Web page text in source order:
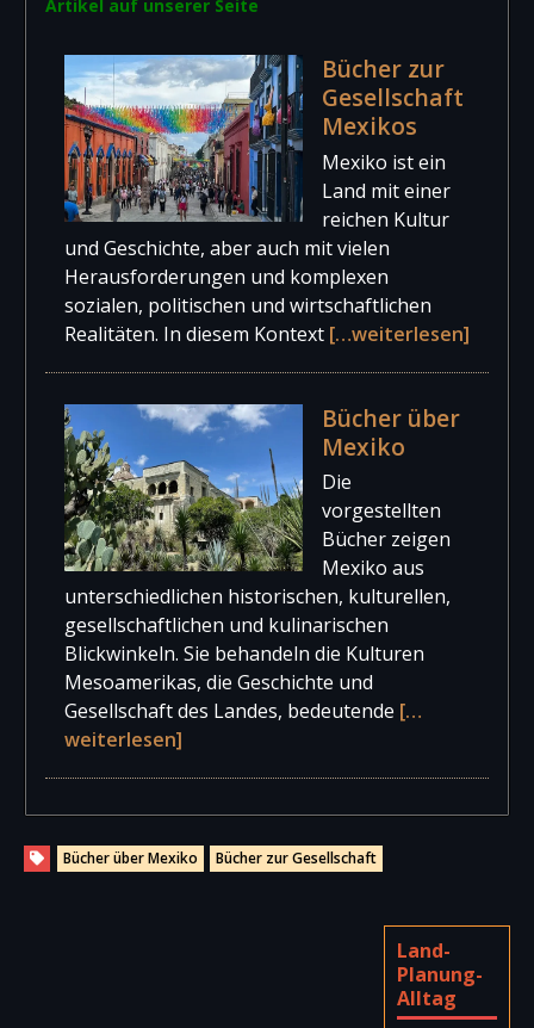
Artikel auf unserer Seite
Bücher zur
Gesellschaft
Mexikos
Mexiko ist ein
Land mit einer
reichen Kultur
und Geschichte, aber auch mit vielen
Herausforderungen und komplexen
sozialen, politischen und wirtschaftlichen
Realitäten. In diesem Kontext […weiterlesen]
Bücher über
Mexiko
Die
vorgestellten
Bücher zeigen
Mexiko aus
unterschiedlichen historischen, kulturellen,
gesellschaftlichen und kulinarischen
Blickwinkeln. Sie behandeln die Kulturen
Mesoamerikas, die Geschichte und
Gesellschaft des Landes, bedeutende […
weiterlesen]
Bücher über Mexiko Bücher zur Gesellschaft
Land-
Planung-
Alltag